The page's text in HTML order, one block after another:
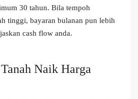
30 tahun. Bila tempoh
tinggi, bayaran bulanan pun lebih
cash flow anda.
Naik Harga